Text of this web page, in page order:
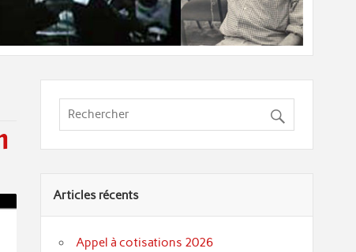
Articles récents
Appel à cotisations 2026